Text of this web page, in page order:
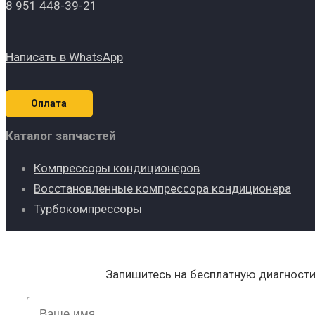
8 951 448-39-21
Написать в WhatsApp
Оплата
Каталог запчастей
Компрессоры кондиционеров
Восстановленные компрессора кондиционера
Турбокомпрессоры
Запишитесь на бесплатную